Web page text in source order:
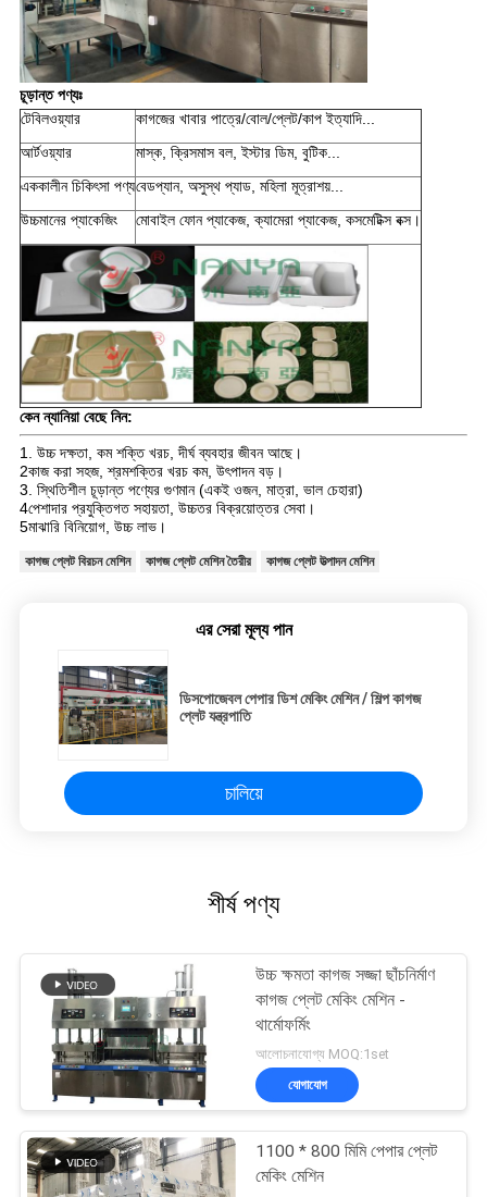
চূড়ান্ত পণ্যঃ
টেবিলওয়্যার
কাগজের খাবার পাত্রে/বোল/প্লেট/কাপ ইত্যাদি...
আর্টওয়্যার
মাস্ক, ক্রিসমাস বল, ইস্টার ডিম, বুটিক...
এককালীন চিকিৎসা পণ্যবেডপ্যান, অসুস্থ প্যাড, মহিলা মূত্রাশয়...
উচ্চমানের প্যাকেজিং
মোবাইল ফোন প্যাকেজ, ক্যামেরা প্যাকেজ, কসমেটিক্স বক্স।
কেন ন্যানিয়া বেছে নিন:
1. উচ্চ দক্ষতা, কম শক্তি খরচ, দীর্ঘ ব্যবহার জীবন আছে।
2কাজ করা সহজ, শ্রমশক্তির খরচ কম, উৎপাদন বড়।
3. স্থিতিশীল চূড়ান্ত পণ্যের গুণমান (একই ওজন, মাত্রা, ভাল চেহারা)
4পেশাদার প্রযুক্তিগত সহায়তা, উচ্চতর বিক্রয়োত্তর সেবা।
5মাঝারি বিনিয়োগ, উচ্চ লাভ।
কাগজ প্লেট বিরচন মেশিন কাগজ প্লেট মেশিন তৈরীর কাগজ প্লেট উত্পাদন মেশিন
এর সেরা মূল্য পান
ডিসপোজেবল পেপার ডিশ মেকিং মেশিন / শিল্প কাগজ
প্লেট যন্ত্রপাতি
চালিয়ে
শীর্ষ পণ্য
উচ্চ ক্ষমতা কাগজ সজ্জা ছাঁচনির্মাণ
কাগজ প্লেট মেকিং মেশিন -
থার্মোফর্মিং
আলোচনাযোগ্য MOQ:1set
যোগাযোগ
1100 * 800 মিমি পেপার প্লেট
মেকিং মেশিন